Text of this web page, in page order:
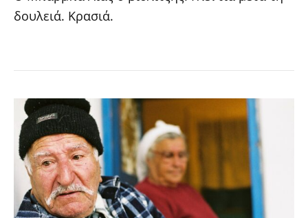
δουλειά. Κρασιά.